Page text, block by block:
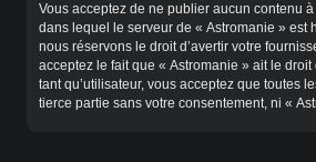
Vous acceptez de ne publier aucun contenu
dans lequel le serveur de « Astromanie » est
nous réservons le droit d’avertir votre
acceptez le fait que « Astromanie » ait le
tant qu’utilisateur, vous acceptez que toutes
tierce partie sans votre consentement, ni «